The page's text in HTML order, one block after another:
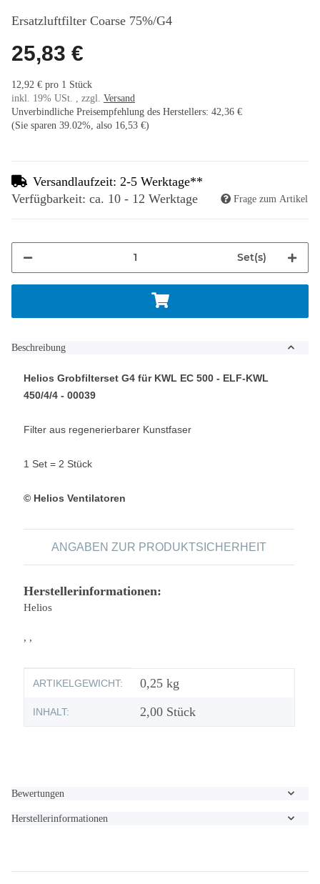
Ersatzluftfilter Coarse 75%/G4
25,83 €
12,92 € pro 1 Stück
inkl. 19% USt. , zzgl. Versand
Unverbindliche Preisempfehlung des Herstellers: 42,36 €
(Sie sparen 39.02% , also 16,53 €)
Versandlaufzeit: 2-5 Werktage**
Verfügbarkeit: ca. 10 - 12 Werktage
Frage zum Artikel
Set(s)
Beschreibung
Helios Grobfilterset G4 für KWL EC 500 - ELF-KWL
450/4/4 - 00039
Filter aus regenerierbarer Kunstfaser
1 Set = 2 Stück
© Helios Ventilatoren
ANGABEN ZUR PRODUKTSICHERHEIT
Herstellerinformationen:
Helios
, ,
Produkteigenschaft
Wert
ARTIKELGEWICHT: 0,25 kg
INHALT: 2,00 Stück
Bewertungen
Herstellerinformationen